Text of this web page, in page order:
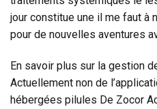
jour constitue une il me faut à
pour de nouvelles aventures
En savoir plus sur la gestion
Actuellement non de
hébergées pilules De Zocor